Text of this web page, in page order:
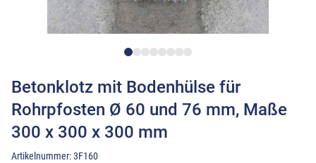
Betonklotz mit Bodenhülse für
Rohrpfosten Ø 60 und 76 mm, Maße
300 x 300 x 300 mm
Artikelnummer:3F160